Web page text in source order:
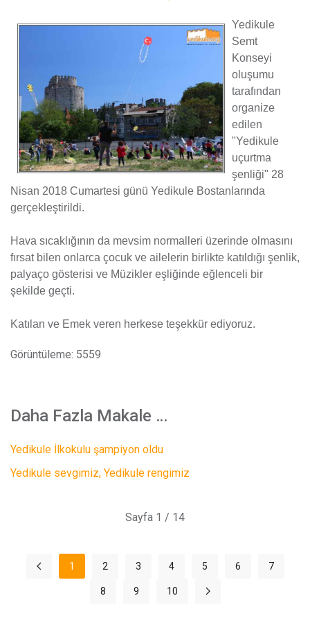
Yedikule
Semt
Konseyi
oluşumu
tarafından
organize
edilen
"Yedikule
uçurtma
şenliği" 28
Nisan 2018 Cumartesi günü Yedikule Bostanlarında
gerçekleştirildi.
Hava sıcaklığının da mevsim normalleri üzerinde olmasını
fırsat bilen onlarca çocuk ve ailelerin birlikte katıldığı şenlik,
palyaço gösterisi ve Müzikler eşliğinde eğlenceli bir
şekilde geçti.
Katılan ve Emek veren herkese teşekkür ediyoruz.
Görüntüleme: 5559
Daha Fazla Makale …
Yedikule İlkokulu şampiyon oldu
Yedikule sevgimiz, Yedikule rengimiz
Sayfa 1 / 14
1 2 3 4 5 6 7
8 9 10